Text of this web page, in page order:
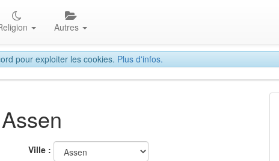
pour exploiter les cookies. Plus d'infos.
Autres
Ville :